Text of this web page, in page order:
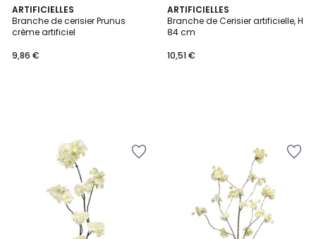
ARTIFICIELLES
Branche de cerisier Prunus
crème artificiel
9,86 €
ARTIFICIELLES
Branche de Cerisier artificielle, H
84 cm
10,51 €